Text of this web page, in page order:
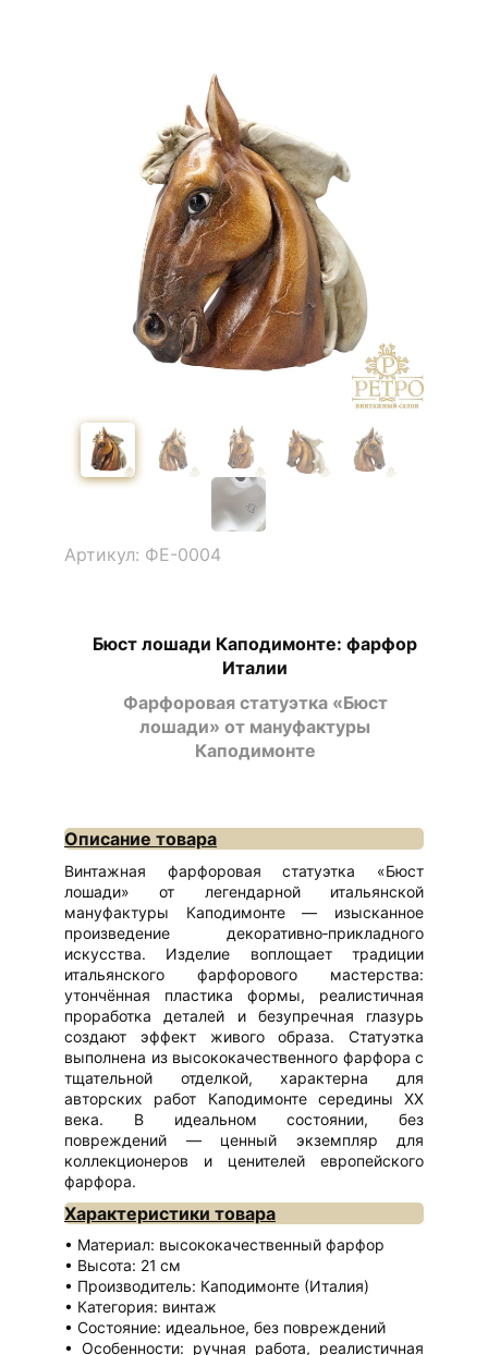
Бюст лошади Каподимонте: фарфор
Италии
Фарфоровая статуэтка «Бюст
лошади» от мануфактуры
Каподимонте
Описание товара
Винтажная фарфоровая статуэтка «Бюст
лошади» от легендарной итальянской
мануфактуры Каподимонте — изысканное
произведение декоративно‑прикладного
искусства. Изделие воплощает традиции
итальянского фарфорового мастерства:
утончённая пластика формы, реалистичная
проработка деталей и безупречная глазурь
создают эффект живого образа. Статуэтка
выполнена из высококачественного фарфора с
тщательной отделкой, характерна для
авторских работ Каподимонте середины XX
века. В идеальном состоянии, без
повреждений — ценный экземпляр для
коллекционеров и ценителей европейского
фарфора.
Характеристики товара
Материал: высококачественный фарфор
Высота: 21 см
Производитель: Каподимонте (Италия)
Категория: винтаж
Состояние: идеальное, без повреждений
Особенности: ручная работа, реалистичная
Артикул: ФЕ-0004